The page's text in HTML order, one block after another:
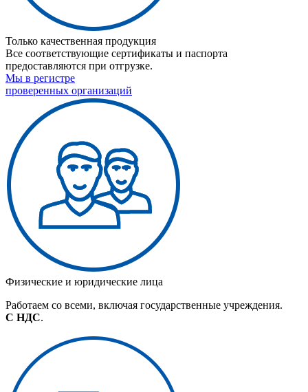
Только качественная продукция
Все соответствующие сертификаты и паспорта
предоставляются при отгрузке.
Мы в регистре
проверенных организаций
Физические и юридические лица
Работаем со всеми, включая государственные учреждения.
С НДС.